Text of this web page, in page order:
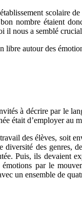
scolaire
nombre étaient
il nous a semblé
libre autour des
à décrire par le
était d’employer
des élèves, soit
des genres,
Puis, ils devaient
par le
un ensemble de